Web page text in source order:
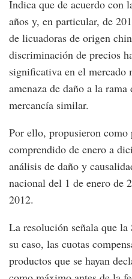
Indica que de acuerdo con
años y, en particular, de
de licuadoras de origen
discriminación de precios
significativa en el mercado
amenaza de daño a la
mercancía similar.
Por ello, propusieron
comprendido de enero a
análisis de daño y
nacional del 1 de enero de
2012.
La resolución señala que
su caso, las cuotas
productos que se hayan